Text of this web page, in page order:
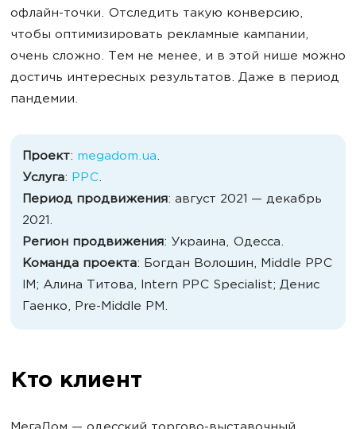
офлайн-точки. Отследить такую конверсию,
чтобы оптимизировать рекламные кампании,
очень сложно. Тем не менее, и в этой нише можно
достичь интересных результатов. Даже в период
пандемии.
Проект: megadom.ua.
Услуга: PPC.
Период продвижения: август 2021 — декабрь
2021.
Регион продвижения: Украина, Одесса.
Команда проекта: Богдан Волошин, Middle PPC
IM; Алина Титова, Intern PPC Specialist; Денис
Гаенко, Pre-Middle PM.
Кто клиент